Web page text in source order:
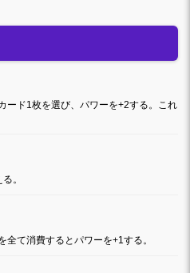
ード1枚を選び、パワーを+2する。これ
。
て消費するとパワーを+1する。